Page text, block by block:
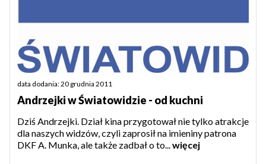
data dodania: 20 grudnia 2011
Andrzejki w Światowidzie - od kuchni
Dziś Andrzejki. Dział kina przygotował nie tylko atrakcje
dla naszych widzów, czyli zaprosił na imieniny patrona
DKF A. Munka, ale także zadbał o to...więcej